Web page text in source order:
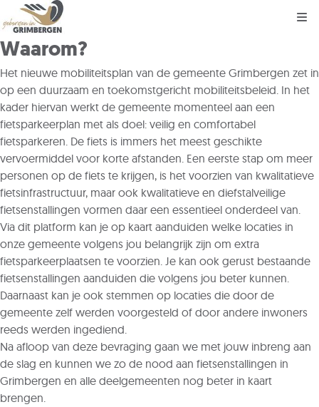
Waarom?
Het nieuwe mobiliteitsplan van de gemeente Grimbergen zet in
op een duurzaam en toekomstgericht mobiliteitsbeleid. In het
kader hiervan werkt de gemeente momenteel aan een
fietsparkeerplan met als doel: veilig en comfortabel
fietsparkeren. De fiets is immers het meest geschikte
vervoermiddel voor korte afstanden. Een eerste stap om meer
personen op de fiets te krijgen, is het voorzien van kwalitatieve
fietsinfrastructuur, maar ook kwalitatieve en diefstalveilige
fietsenstallingen vormen daar een essentieel onderdeel van.
Via dit platform kan je op kaart aanduiden welke locaties in
onze gemeente volgens jou belangrijk zijn om extra
fietsparkeerplaatsen te voorzien. Je kan ook gerust bestaande
fietsenstallingen aanduiden die volgens jou beter kunnen.
Daarnaast kan je ook stemmen op locaties die door de
gemeente zelf werden voorgesteld of door andere inwoners
reeds werden ingediend.
Na afloop van deze bevraging gaan we met jouw inbreng aan
de slag en kunnen we zo de nood aan fietsenstallingen in
Grimbergen en alle deelgemeenten nog beter in kaart
brengen.